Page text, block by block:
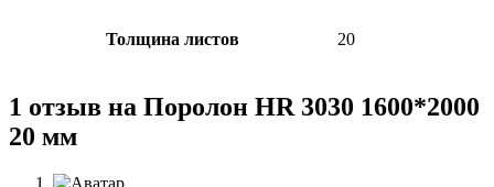
Толщина листов 20
1 отзыв на Поролон HR 3030 1600*2000
20 мм